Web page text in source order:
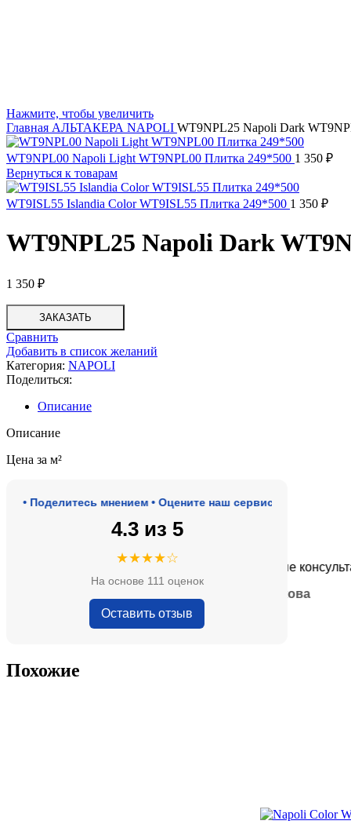
Нажмите, чтобы увеличить
Главная АЛЬТАКЕРА NAPOLI WT9NPL25 Napoli Dark
WT9NPL00 Napoli Light WT9NPL00 Плитка 249*500 1 350 ₽
Вернуться к товарам
WT9ISL55 Islandia Color WT9ISL55 Плитка 249*500 1 350 ₽
WT9NPL25 Napoli Dark
1 350 ₽
ЗАКАЗАТЬ
Сравнить
Добавить в список желаний
Категория: NAPOLI
Поделиться:
Описание
Описание
Цена за м²
мнением • Оцените наш сервис
4.3 из 5
★★★★☆
На основе 111 оценок
Оставить отзыв
адекватные цены.
★★★★★
Очень приятные
Похожие